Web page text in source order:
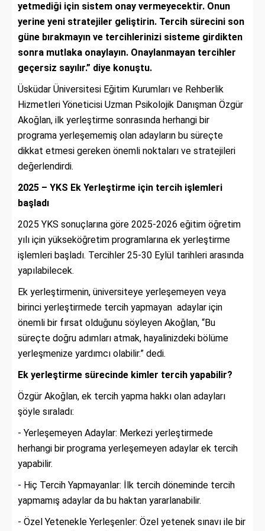
yetmediği için sistem onay vermeyecektir. Onun
yerine yeni stratejiler geliştirin. Tercih sürecini son
güne bırakmayın ve tercihlerinizi sisteme girdikten
sonra mutlaka onaylayın. Onaylanmayan tercihler
geçersiz sayılır.” diye konuştu.
Üsküdar Üniversitesi Eğitim Kurumları ve Rehberlik
Hizmetleri Yöneticisi Uzman Psikolojik Danışman Özgür
Akoğlan, ilk yerleştirme sonrasında herhangi bir
programa yerleşememiş olan adayların bu süreçte
dikkat etmesi gereken önemli noktaları ve stratejileri
değerlendirdi.
2025 – YKS Ek Yerleştirme için tercih işlemleri
başladı
2025 YKS sonuçlarına göre 2025-2026 eğitim öğretim
yılı için yükseköğretim programlarına ek yerleştirme
işlemleri başladı. Tercihler 25-30 Eylül tarihleri arasında
yapılabilecek.
Ek yerleştirmenin, üniversiteye yerleşemeyen veya
birinci yerleştirmede tercih yapmayan adaylar için
önemli bir fırsat olduğunu söyleyen Akoğlan, “Bu
süreçte doğru adımları atmak, hayalinizdeki bölüme
yerleşmenize yardımcı olabilir.” dedi.
Ek yerleştirme sürecinde kimler tercih yapabilir?
Özgür Akoğlan, ek tercih yapma hakkı olan adayları
şöyle sıraladı:
- Yerleşemeyen Adaylar: Merkezi yerleştirmede
herhangi bir programa yerleşemeyen adaylar ek tercih
yapabilir.
- Hiç Tercih Yapmayanlar: İlk tercih döneminde tercih
yapmamış adaylar da bu haktan yararlanabilir.
- Özel Yetenekle Yerleşenler: Özel yetenek sınavı ile bir